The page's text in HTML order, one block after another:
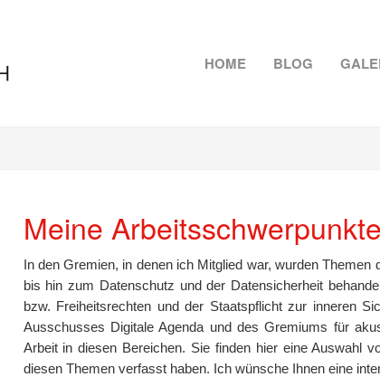
HOME BLOG
Meine Arbeitsschwerpunkte
In den Gremien, in denen ich Mitglied war, wurden
bis hin zum Datenschutz und der Datensicherheit
bzw. Freiheitsrechten und der Staatspflicht zur inneren
Ausschusses Digitale Agenda und des Gremiums für
Arbeit in diesen Bereichen. Sie finden hier eine Auswahl
diesen Themen verfasst haben. Ich wünsche Ihnen eine